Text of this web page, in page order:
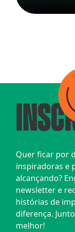
Quer ficar por
inspiradoras e
alcançando?
newsletter e
histórias de
diferença.
melhor!